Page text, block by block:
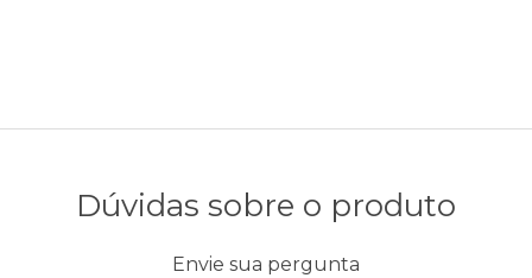
Dúvidas sobre o produto
Envie sua pergunta